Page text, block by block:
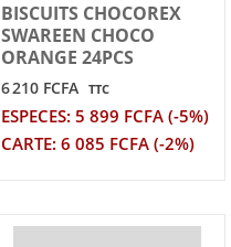
BISCUITS CHOCOREX
SWAREEN CHOCO
ORANGE 24PCS
6 210 FCFA TTC
ESPECES: 5 899 FCFA (-5%)
CARTE: 6 085 FCFA (-2%)